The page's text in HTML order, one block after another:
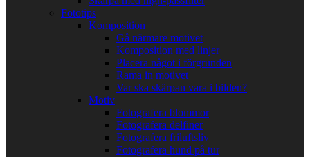
Fototips
Komposition
Gå närmare motivet
Komposition med linjer
Placera något i förgrunden
Rama in motivet
Var ska skärpan vara i bilden?
Motiv
Fotografera blommor
Fotografera delfiner
Fotografera friluftsliv
Fotografera hund på tur